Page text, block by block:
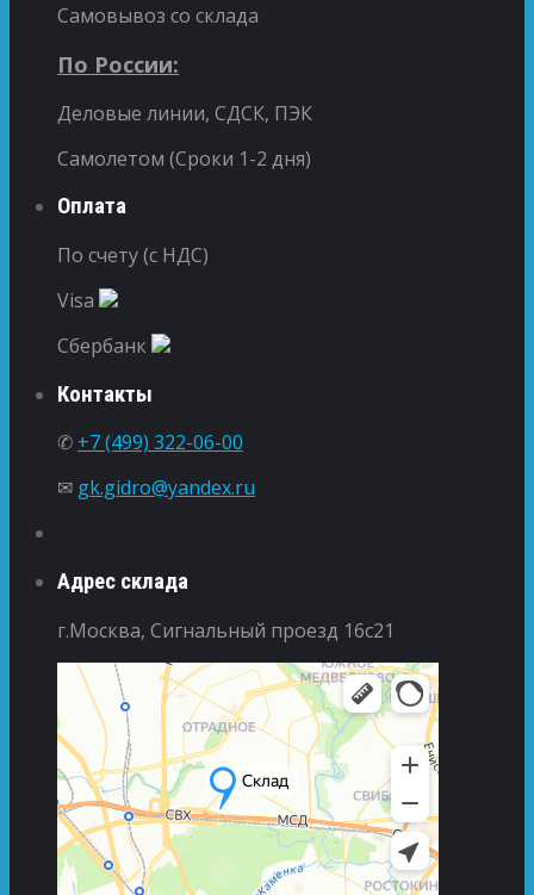
Самовывоз со склада
По России:
Деловые линии, СДСК, ПЭК
Самолетом (Сроки 1-2 дня)
Оплата
По счету (с НДС)
Visa
Сбербанк
Контакты
✆ +7 (499) 322-06-00
✉ gk.gidro@yandex.ru
Адрес склада
г.Москва, Сигнальный проезд 16с21